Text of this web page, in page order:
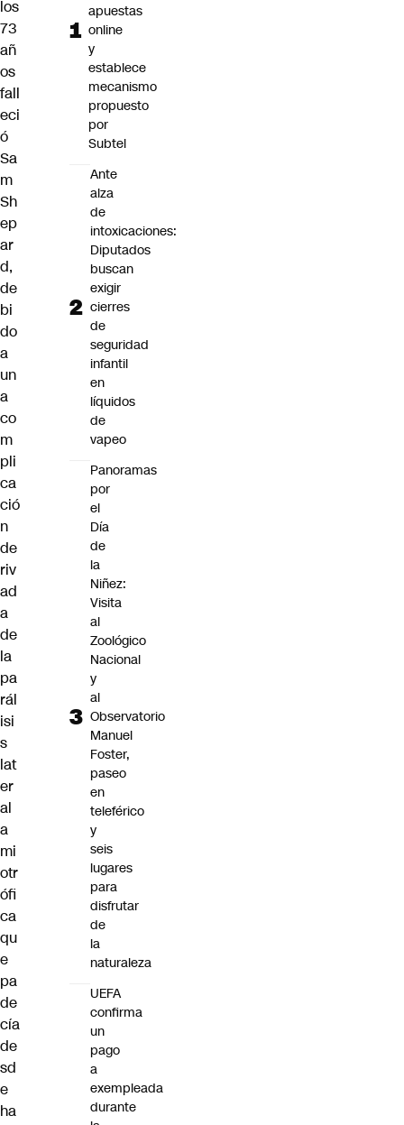
los
73
añ
os
fall
eci
ó
Sa
m
Sh
ep
ar
d,
de
bi
do
a
un
a
co
m
pli
ca
ció
n
de
riv
ad
a
de
la
pa
rál
isi
s
lat
er
al
a
mi
otr
ófi
ca
qu
e
pa
de
cía
de
sd
e
ha
apuestas
online
y
establece
mecanismo
propuesto
por
Subtel
Ante
alza
de
intoxicaciones:
Diputados
buscan
exigir
cierres
de
seguridad
infantil
en
líquidos
de
vapeo
Panoramas
por
el
Día
de
la
Niñez:
Visita
al
Zoológico
Nacional
y
al
Observatorio
Manuel
Foster,
paseo
en
teleférico
y
seis
lugares
para
disfrutar
de
la
naturaleza
UEFA
confirma
un
pago
a
exempleada
durante